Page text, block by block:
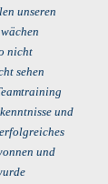
unseren
nicht
sehen
und
und